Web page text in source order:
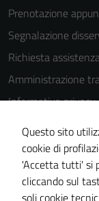
Prenotazione
Segnalazione
Richiesta
Amministrazione
Informativa privacy
Cookie Policy
Note legali
Dichiarazione di
Piano di
Questo sito
cookie di
'Accetta tutti' si
cliccando sul
soli cookie